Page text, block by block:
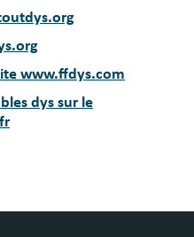
www.ffdys.com
dys sur le